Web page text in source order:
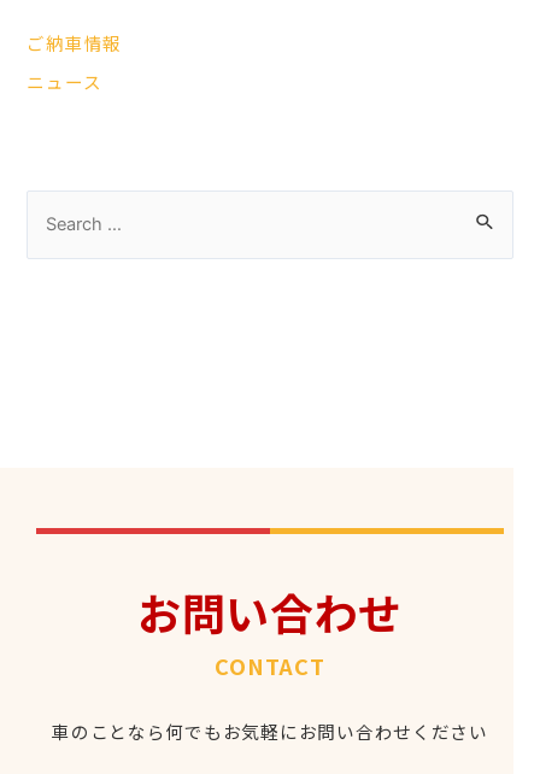
ご納車情報
ニュース
お問い合わせ
CONTACT
車のことなら何でもお気軽にお問い合わせください